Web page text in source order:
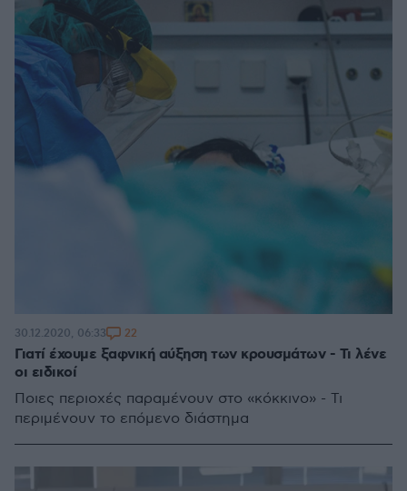
Γιατί έχουμε ξαφνική αύξηση των κρουσμάτων - Τι λένε
οι ειδικοί
Ποιες περιοχές παραμένουν στο «κόκκινο» - Τι
περιμένουν το επόμενο διάστημα
30.12.2020, 06:33 22